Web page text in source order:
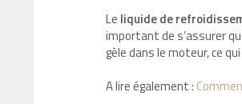
Le liquide de
important de s’assurer
gèle dans le moteur, ce
A lire également :